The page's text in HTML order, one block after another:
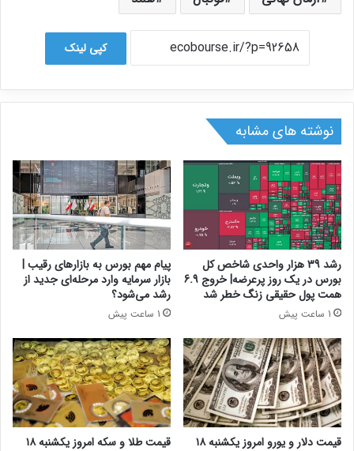
کپی لینک
نوشته های مشابه
رشد 39 هزار واحدی شاخص کل
بورس در یک روز پرعرضه| خروج 6.9
همت پول حقیقی زنگ خطر شد
1 ساعت پیش
پیام مهم بورس به بازارهای رقیب |
بازار سرمایه وارد مرحله‌ای جدید از
رشد می‌شود؟
1 ساعت پیش
قیمت دلار و یورو امروز یکشنبه ۱۸
قیمت طلا و سکه امروز یکشنبه ۱۸